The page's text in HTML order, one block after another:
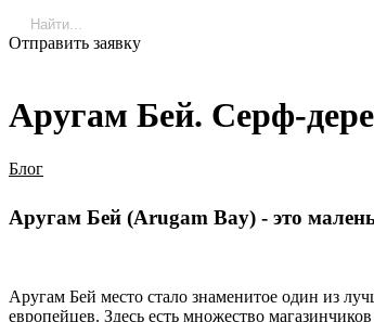
Отправить заявку
Аругам Бей. Серф-
Блог
Аругам Бей (Arugam Bay) - это
Аругам Бей место стало знаменитое один из
европейцев. Здесь есть множество